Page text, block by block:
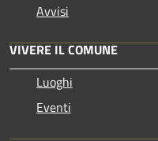
Avvisi
VIVERE IL COMUNE
Luoghi
Eventi